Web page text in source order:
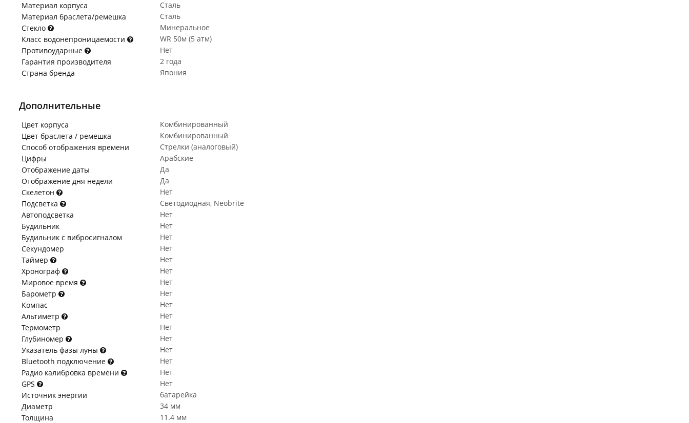
Материал корпуса
Сталь
Материал браслета/ремешка
Сталь
Стекло
Минеральное
Класс водонепроницаемости
WR 50м (5 атм)
Противоударные
Нет
Гарантия производителя
2 года
Страна бренда
Япония
Дополнительные
Цвет корпуса
Комбинированный
Цвет браслета / ремешка
Комбинированный
Способ отображения времени
Стрелки (аналоговый)
Цифры
Арабские
Отображение даты
Да
Отображение дня недели
Да
Скелетон
Нет
Подсветка
Светодиодная, Neobrite
Автоподсветка
Нет
Будильник
Нет
Будильник с вибросигналом
Нет
Секундомер
Нет
Таймер
Нет
Хронограф
Нет
Мировое время
Нет
Барометр
Нет
Компас
Нет
Альтиметр
Нет
Термометр
Нет
Глубиномер
Нет
Указатель фазы луны
Нет
Bluetooth подключение
Нет
Радио калибровка времени
Нет
GPS
Нет
Источник энергии
батарейка
Диаметр
34 мм
Толщина
11.4 мм